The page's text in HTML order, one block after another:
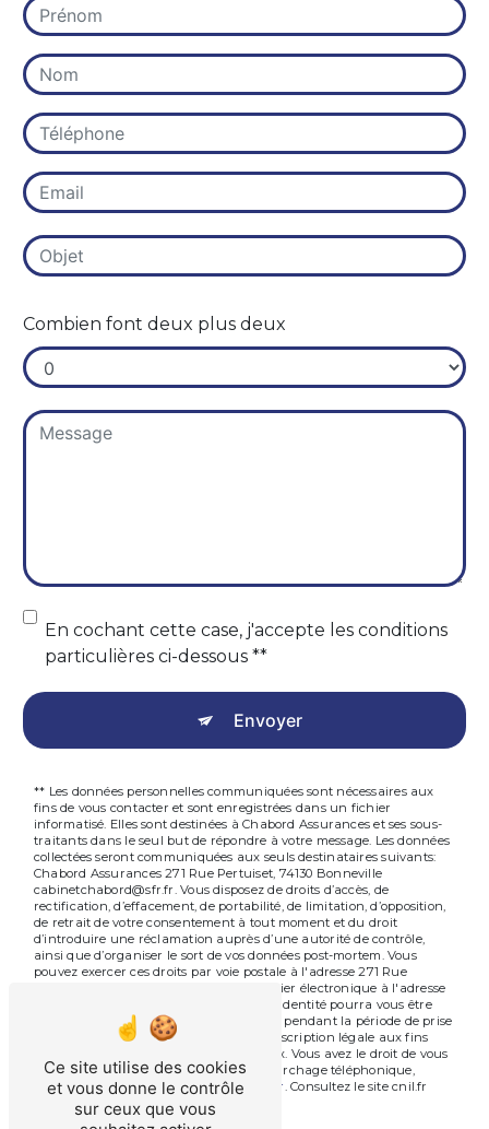
Combien font deux plus deux
En cochant cette case, j'accepte les conditions
particulières ci-dessous **
Envoyer
** Les données personnelles communiquées sont nécessaires aux
fins de vous contacter et sont enregistrées dans un fichier
informatisé. Elles sont destinées à Chabord Assurances et ses sous-
traitants dans le seul but de répondre à votre message. Les données
collectées seront communiquées aux seuls destinataires suivants:
Chabord Assurances 271 Rue Pertuiset, 74130 Bonneville
cabinetchabord@sfr.fr. Vous disposez de droits d’accès, de
rectification, d’effacement, de portabilité, de limitation, d’opposition,
de retrait de votre consentement à tout moment et du droit
d’introduire une réclamation auprès d’une autorité de contrôle,
ainsi que d’organiser le sort de vos données post-mortem. Vous
pouvez exercer ces droits par voie postale à l'adresse 271 Rue
Pertuiset, 74130 Bonneville ou par courrier électronique à l'adresse
cabinetchabord@sfr.fr. Un justificatif d'identité pourra vous être
demandé. Nous conservons vos données pendant la période de prise
de contact puis pendant la durée de prescription légale aux fins
probatoires et de gestion des contentieux. Vous avez le droit de vous
inscrire sur la liste d'opposition au démarchage téléphonique,
disponible à cette adresse:
Bloctel.gouv.fr. Consultez le site cnil.fr
pour plus d’informations sur vos droits.
Ce site utilise des cookies
et vous donne le contrôle
sur ceux que vous